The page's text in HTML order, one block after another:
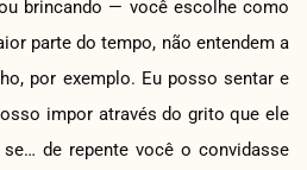
brincando — você escolhe como
parte do tempo, não entendem a
por exemplo. Eu posso sentar e
impor através do grito que ele
de repente você o convidasse